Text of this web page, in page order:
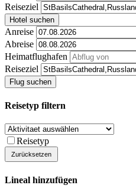
Reiseziel
Hotel suchen
Anreise
Abreise
Heimatflughafen
Reiseziel
Flug suchen
Reisetyp filtern
Reisetyp
Lineal hinzufügen